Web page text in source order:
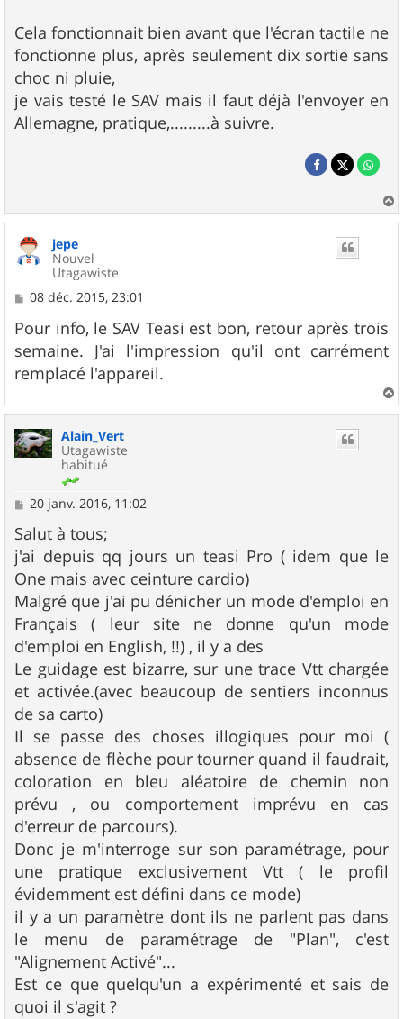
Cela fonctionnait bien avant que l'écran tactile ne
fonctionne plus, après seulement dix sortie sans
choc ni pluie,
je vais testé le SAV mais il faut déjà l'envoyer en
Allemagne, pratique,.........à suivre.
a
jepe
Nouvel
Utagawiste
M
s
s
a
g
e
08 déc. 2015, 23:01
Pour info, le SAV Teasi est bon, retour après trois
semaine. J'ai l'impression qu'il ont carrément
remplacé l'appareil.
a
Alain_Vert
Utagawiste
habitué
M
s
s
a
g
e
20 janv. 2016, 11:02
Salut à tous;
j'ai depuis qq jours un teasi Pro ( idem que le
One mais avec ceinture cardio)
Malgré que j'ai pu dénicher un mode d'emploi en
Français ( leur site ne donne qu'un mode
d'emploi en English, !!) , il y a des
Le guidage est bizarre, sur une trace Vtt chargée
et activée.(avec beaucoup de sentiers inconnus
de sa carto)
Il se passe des choses illogiques pour moi (
absence de flèche pour tourner quand il faudrait,
coloration en bleu aléatoire de chemin non
prévu , ou comportement imprévu en cas
d'erreur de parcours).
Donc je m'interroge sur son paramétrage, pour
une pratique exclusivement Vtt ( le profil
évidemment est défini dans ce mode)
il y a un paramètre dont ils ne parlent pas dans
le menu de paramétrage de "Plan", c'est
"Alignement Activé"...
Est ce que quelqu'un a expérimenté et sais de
quoi il s'agit ?